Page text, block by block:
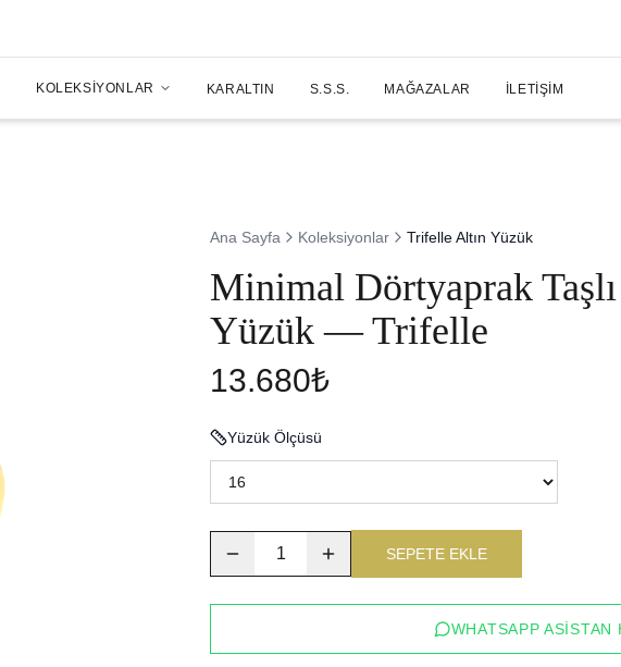
KOLEKSIYONLAR KARALTIN S.S.S. MAĞAZALAR İLETIŞIM
Ana Sayfa Koleksiyonlar Trifelle Altın Yüzük
Minimal Dörtyaprak
Yüzük — Trifelle
13.680₺
Yüzük Ölçüsü
1 SEPETE EKLE
WHATSAPP ASISTAN